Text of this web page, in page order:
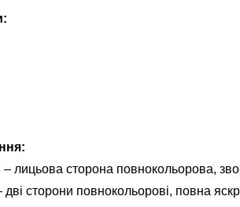
– лицьова сторона повнокольорова,
дві сторони повнокольорові, повна